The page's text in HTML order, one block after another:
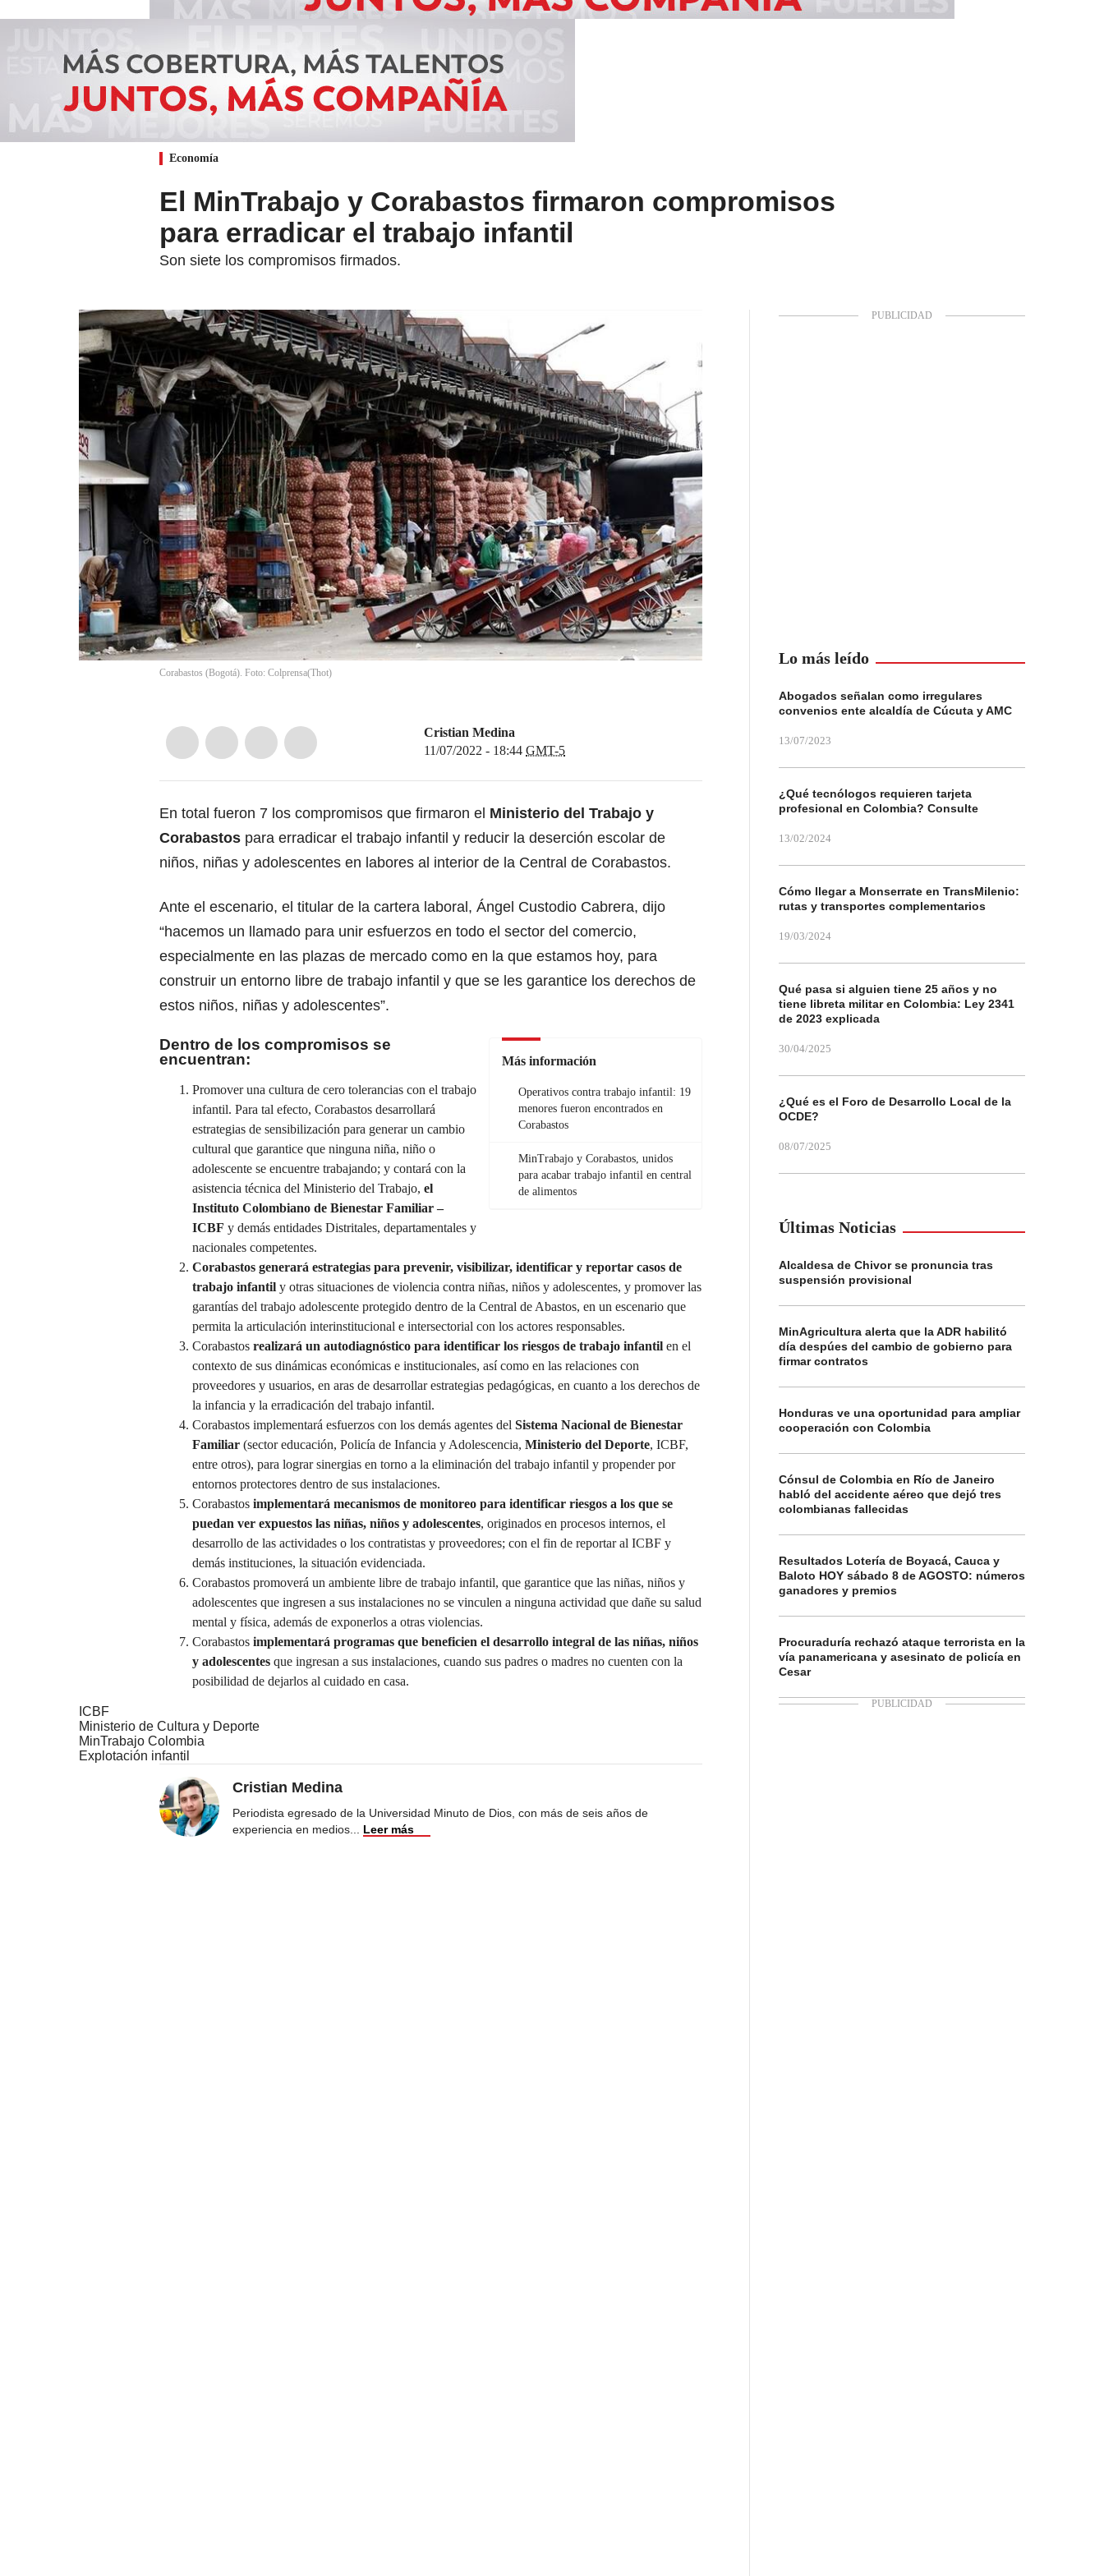
Economía
El MinTrabajo y Corabastos firmaron compromisos
para erradicar el trabajo infantil
Son siete los compromisos firmados.
Corabastos (Bogotá). Foto: Colprensa(Thot)
Cristian Medina
11/07/2022 - 18:44 GMT-5
En total fueron 7 los compromisos que firmaron el Ministerio del Trabajo y
Corabastos para erradicar el trabajo infantil y reducir la deserción escolar de
niños, niñas y adolescentes en labores al interior de la Central de Corabastos.
Ante el escenario, el titular de la cartera laboral, Ángel Custodio Cabrera, dijo
“hacemos un llamado para unir esfuerzos en todo el sector del comercio,
especialmente en las plazas de mercado como en la que estamos hoy, para
construir un entorno libre de trabajo infantil y que se les garantice los derechos de
estos niños, niñas y adolescentes”.
Más información
Operativos contra trabajo infantil: 19
menores fueron encontrados en
Corabastos
MinTrabajo y Corabastos, unidos
para acabar trabajo infantil en central
de alimentos
Dentro de los compromisos se
encuentran:
Promover una cultura de cero tolerancias con el trabajo
infantil. Para tal efecto, Corabastos desarrollará
estrategias de sensibilización para generar un cambio
cultural que garantice que ninguna niña, niño o
adolescente se encuentre trabajando; y contará con la
asistencia técnica del Ministerio del Trabajo, el
Instituto Colombiano de Bienestar Familiar –
ICBF y demás entidades Distritales, departamentales y
nacionales competentes.
Corabastos generará estrategias para prevenir, visibilizar, identificar y reportar casos de
trabajo infantil y otras situaciones de violencia contra niñas, niños y adolescentes, y promover las
garantías del trabajo adolescente protegido dentro de la Central de Abastos, en un escenario que
permita la articulación interinstitucional e intersectorial con los actores responsables.
Corabastos realizará un autodiagnóstico para identificar los riesgos de trabajo infantil en el
contexto de sus dinámicas económicas e institucionales, así como en las relaciones con
proveedores y usuarios, en aras de desarrollar estrategias pedagógicas, en cuanto a los derechos de
la infancia y la erradicación del trabajo infantil.
Corabastos implementará esfuerzos con los demás agentes del Sistema Nacional de Bienestar
Familiar (sector educación, Policía de Infancia y Adolescencia, Ministerio del Deporte, ICBF,
entre otros), para lograr sinergias en torno a la eliminación del trabajo infantil y propender por
entornos protectores dentro de sus instalaciones.
Corabastos implementará mecanismos de monitoreo para identificar riesgos a los que se
puedan ver expuestos las niñas, niños y adolescentes, originados en procesos internos, el
desarrollo de las actividades o los contratistas y proveedores; con el fin de reportar al ICBF y
demás instituciones, la situación evidenciada.
Corabastos promoverá un ambiente libre de trabajo infantil, que garantice que las niñas, niños y
adolescentes que ingresen a sus instalaciones no se vinculen a ninguna actividad que dañe su salud
mental y física, además de exponerlos a otras violencias.
Corabastos implementará programas que beneficien el desarrollo integral de las niñas, niños
y adolescentes que ingresan a sus instalaciones, cuando sus padres o madres no cuenten con la
posibilidad de dejarlos al cuidado en casa.
ICBF
Ministerio de Cultura y Deporte
MinTrabajo Colombia
Explotación infantil
Cristian Medina
Periodista egresado de la Universidad Minuto de Dios, con más de seis años de
experiencia en medios
Leer más
Lo más leído
Abogados señalan como irregulares
convenios ente alcaldía de Cúcuta y AMC
13/07/2023
¿Qué tecnólogos requieren tarjeta
profesional en Colombia? Consulte
13/02/2024
Cómo llegar a Monserrate en TransMilenio:
rutas y transportes complementarios
19/03/2024
Qué pasa si alguien tiene 25 años y no
tiene libreta militar en Colombia: Ley 2341
de 2023 explicada
30/04/2025
¿Qué es el Foro de Desarrollo Local de la
OCDE?
08/07/2025
Últimas Noticias
Alcaldesa de Chivor se pronuncia tras
suspensión provisional
MinAgricultura alerta que la ADR habilitó
día despúes del cambio de gobierno para
firmar contratos
Honduras ve una oportunidad para ampliar
cooperación con Colombia
Cónsul de Colombia en Río de Janeiro
habló del accidente aéreo que dejó tres
colombianas fallecidas
Resultados Lotería de Boyacá, Cauca y
Baloto HOY sábado 8 de AGOSTO: números
ganadores y premios
Procuraduría rechazó ataque terrorista en la
vía panamericana y asesinato de policía en
Cesar